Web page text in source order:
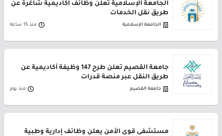
الجامعة الإسلامية تعلن وظائف أكاديمية شاغرة عن
طريق نقل الخدمات
الجامعة الإسلامية منذ 15 ساعة
جامعة القصيم تعلن طرح 147 وظيفة أكاديمية عن
طريق النقل عبر منصة قدرات
جامعة القصيم منذ يوم
مستشفى قوى الأمن يعلن وظائف إدارية وطبية